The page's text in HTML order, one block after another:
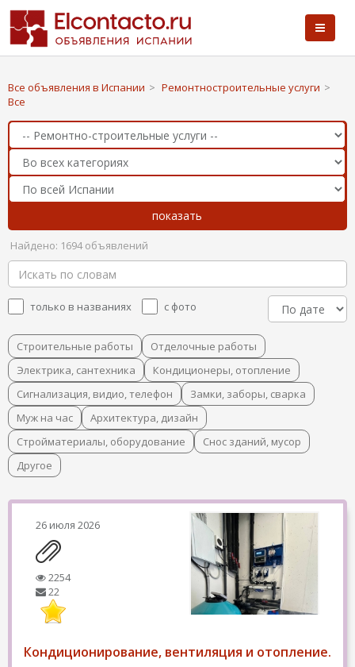
Все объявления в Испании > Ремонтностроительные услуги >
Все
Найдено: 1694 объявлений
только в названиях с фото
Строительные работы
Отделочные работы
Электрика, сантехника
Кондиционеры, отопление
Сигнализация, видио, телефон
Замки, заборы, сварка
Муж на час
Архитектура, дизайн
Стройматериалы, оборудование
Снос зданий, мусор
Другое
26 июля 2026
2254
22
Кондиционирование, вентиляция и отопление.